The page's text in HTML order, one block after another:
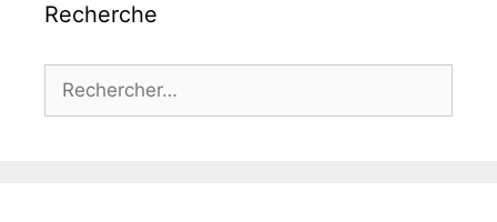
Recherche
Rechercher :